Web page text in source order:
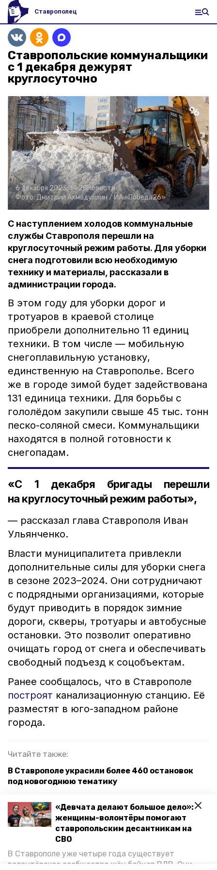
«Девчата делают большое дело»:
женщины-волонтёры помогают
ставропольским десантникам на
СВО
В Ставрополе уже четыре года существует
волонтёрское сообщество жён бойцов ВДВ. Они
Ставрополец
Ставропольские коммунальщики
с 1 декабря дежурят
круглосуточно
6 декабря 2023, 14:28Новости
Фото: Дмитрий Ахмадуллин / ИА «Победа26»
С наступлением холодов коммунальные
службы Ставрополя перешли на
круглосуточный режим работы. Для уборки
снега подготовили всю необходимую
технику и материалы, рассказали в
администрации города.
В этом году для уборки дорог и
тротуаров в краевой столице
приобрели дополнительно 11 единиц
техники. В том числе — мобильную
снегоплавильную установку,
единственную на Ставрополье. Всего
же в городе зимой будет задействована
131 единица техники. Для борьбы с
гололёдом закупили свыше 45 тыс. тонн
песко-соляной смеси. Коммунальщики
находятся в полной готовности к
снегопадам.
«С 1 декабря бригады перешли
на круглосуточный режим работы»,
— рассказал глава Ставрополя Иван
Ульянченко.
Власти муниципалитета привлекли
дополнительные силы для уборки снега
в сезоне 2023–2024. Они сотрудничают
с подрядными организациями, которые
будут приводить в порядок зимние
дороги, скверы, тротуары и автобусные
остановки. Это позволит оперативно
очищать город от снега и обеспечивать
свободный подъезд к соцобъектам.
Ранее сообщалось, что в Ставрополе
построят канализационную станцию. Её
разместят в юго-западном районе
города.
Читайте также:
В Ставрополе украсили более 460 остановок
под новогоднюю тематику
На более десяти участках улиц провели
освещение в Ставрополе в 2023 году
Реконструкцию дороги на улице
Железнодорожной начали в Ставрополе по
поручению главы края